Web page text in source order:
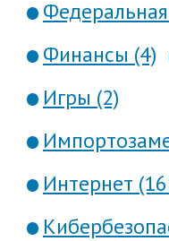
Финансы (4)
Игры (2)
Интернет